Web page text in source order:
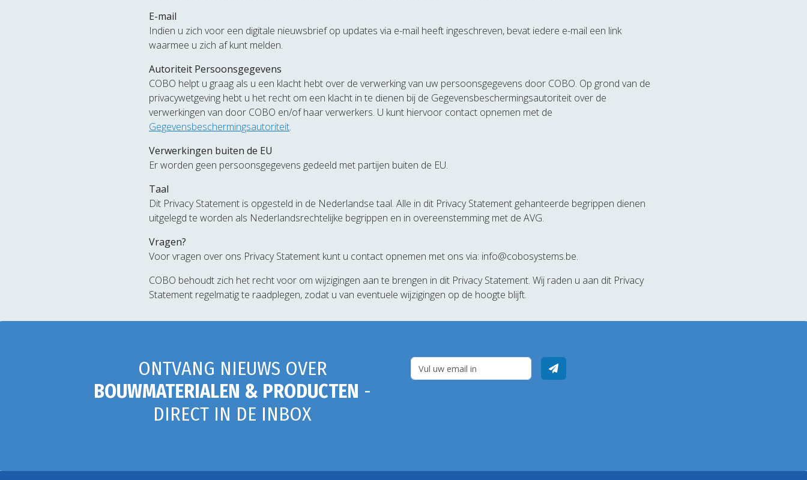
E-mail
Indien u zich voor een digitale nieuwsbrief op updates via e-mail heeft ingeschreven, bevat iedere e-mail een link
waarmee u zich af kunt melden.
Autoriteit Persoonsgegevens
COBO helpt u graag als u een klacht hebt over de verwerking van uw persoonsgegevens door COBO. Op grond van de
privacywetgeving hebt u het recht om een klacht in te dienen bij de Gegevensbeschermingsautoriteit over de
verwerkingen van door COBO en/of haar verwerkers. U kunt hiervoor contact opnemen met de
Gegevensbeschermingsautoriteit.
Verwerkingen buiten de EU
Er worden geen persoonsgegevens gedeeld met partijen buiten de EU.
Taal
Dit Privacy Statement is opgesteld in de Nederlandse taal. Alle in dit Privacy Statement gehanteerde begrippen dienen
uitgelegd te worden als Nederlandsrechtelijke begrippen en in overeenstemming met de AVG.
Vragen?
Voor vragen over ons Privacy Statement kunt u contact opnemen met ons via: info@cobosystems.be.
COBO behoudt zich het recht voor om wijzigingen aan te brengen in dit Privacy Statement. Wij raden u aan dit Privacy
Statement regelmatig te raadplegen, zodat u van eventuele wijzigingen op de hoogte blijft.
ONTVANG NIEUWS OVER
BOUWMATERIALEN & PRODUCTEN -
DIRECT IN DE INBOX